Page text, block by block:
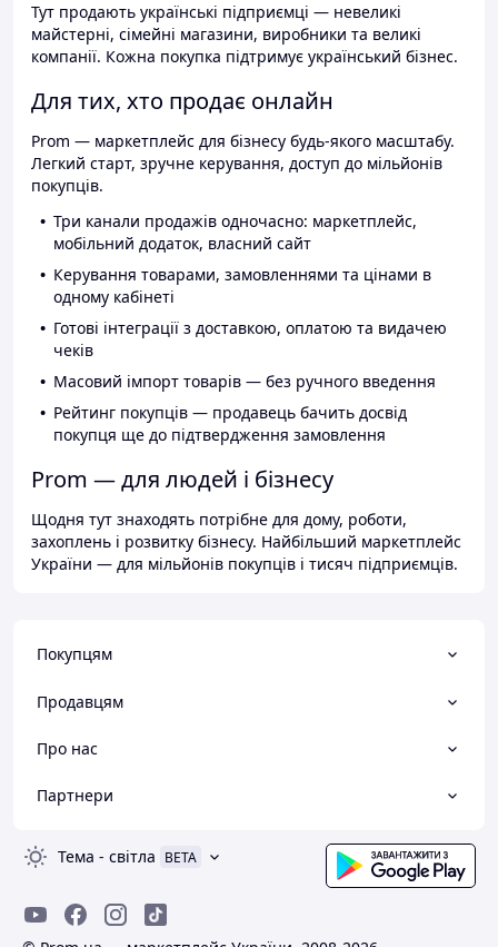
Тут продають українські підприємці — невеликі
майстерні, сімейні магазини, виробники та великі
компанії. Кожна покупка підтримує український бізнес.
Для тих, хто продає онлайн
Prom — маркетплейс для бізнесу будь-якого масштабу.
Легкий старт, зручне керування, доступ до мільйонів
покупців.
Три канали продажів одночасно: маркетплейс,
мобільний додаток, власний сайт
Керування товарами, замовленнями та цінами в
одному кабінеті
Готові інтеграції з доставкою, оплатою та видачею
чеків
Масовий імпорт товарів — без ручного введення
Рейтинг покупців — продавець бачить досвід
покупця ще до підтвердження замовлення
Prom — для людей і бізнесу
Щодня тут знаходять потрібне для дому, роботи,
захоплень і розвитку бізнесу. Найбільший маркетплейс
України — для мільйонів покупців і тисяч підприємців.
Покупцям
Продавцям
Про нас
Партнери
Тема - світла BETA